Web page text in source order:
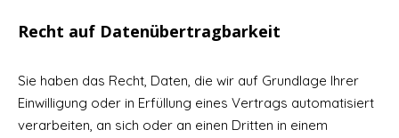
Recht auf Datenübertragbarkeit
Sie haben das Recht, Daten, die wir auf Grundlage Ihrer
Einwilligung oder in Erfüllung eines Vertrags automatisiert
verarbeiten, an sich oder an einen Dritten in einem